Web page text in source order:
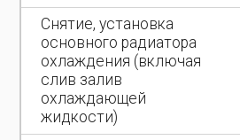
Снятие, установка
основного радиатора
охлаждения (включая
слив залив
охлаждающей
жидкости)